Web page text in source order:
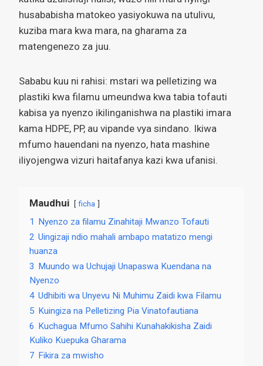
husababisha matokeo yasiyokuwa na utulivu,
kuziba mara kwa mara, na gharama za
matengenezo za juu.
Sababu kuu ni rahisi: mstari wa pelletizing wa
plastiki kwa filamu umeundwa kwa tabia tofauti
kabisa ya nyenzo ikilinganishwa na plastiki imara
kama HDPE, PP, au vipande vya sindano. Ikiwa
mfumo hauendani na nyenzo, hata mashine
iliyojengwa vizuri haitafanya kazi kwa ufanisi.
Maudhui ficha
1 Nyenzo za filamu Zinahitaji Mwanzo Tofauti
2 Uingizaji ndio mahali ambapo matatizo mengi
huanza
3 Muundo wa Uchujaji Unapaswa Kuendana na
Nyenzo
4 Udhibiti wa Unyevu Ni Muhimu Zaidi kwa Filamu
5 Kuingiza na Pelletizing Pia Vinatofautiana
6 Kuchagua Mfumo Sahihi Kunahakikisha Zaidi
Kuliko Kuepuka Gharama
7 Fikira za mwisho